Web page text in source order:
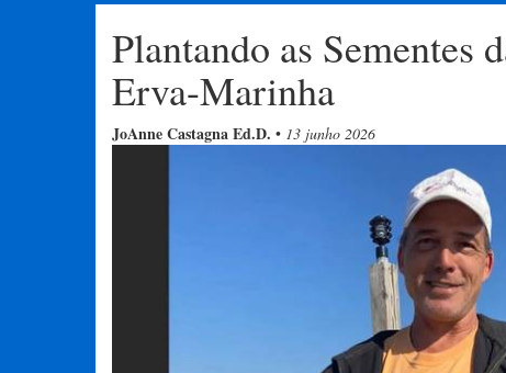
Plantando as Sementes
Erva-Marinha
JoAnne Castagna Ed.D. • 13 junho 2026